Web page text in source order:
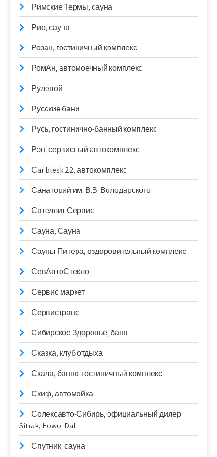
Римские Термы, сауна
Рио, сауна
Розан, гостиничный комплекс
РомАн, автомоечный комплекс
Рулевой
Русские бани
Русь, гостинично-банный комплекс
Рэн, сервисный автокомплекс
Сar blesk 22, автокомплекс
Санаторий им. В.В. Володарского
Сателлит Сервис
Сауна, Сауна
Сауны Питера, оздоровительный комплекс
СевАвтоСтекло
Сервис маркет
Сервистранс
Сибирское Здоровье, баня
Сказка, клуб отдыха
Скала, банно-гостиничный комплекс
Скиф, автомойка
Солексавто-Сибирь, официальный дилер
Sitrak, Howo, Daf
Спутник, сауна